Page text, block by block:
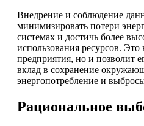
Внедрение и соблюдение
минимизировать потери
системах и достичь более
использования ресурсов. Это
предприятия, но и позволит
вклад в сохранение
энергопотребление и
Рациональное